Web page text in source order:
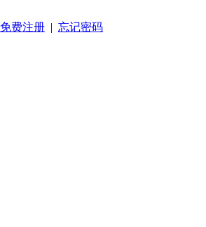
免费注册 | 忘记密码